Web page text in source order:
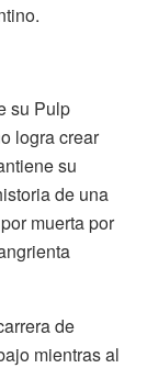
su Pulp
logra crear
su
de una
muerta por
de
mientras al